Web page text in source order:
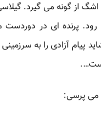
از گونه می گیرد.
رود. پرنده ای در
پیام آزادی را به
می پرسی: